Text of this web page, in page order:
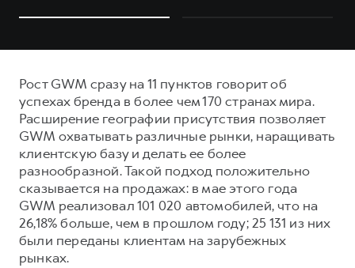
Рост GWM сразу на 11 пунктов говорит об
успехах бренда в более чем 170 странах мира.
Расширение географии присутствия позволяет
GWM охватывать различные рынки, наращивать
клиентскую базу и делать ее более
разнообразной. Такой подход положительно
сказывается на продажах: в мае этого года
GWM реализовал 101 020 автомобилей, что на
26,18% больше, чем в прошлом году; 25 131 из них
были переданы клиентам на зарубежных
рынках.